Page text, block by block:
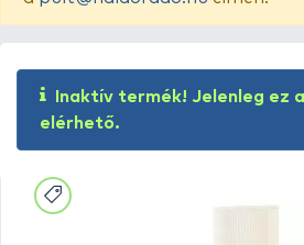
Inaktív termék! Jelenleg ez
elérhető.